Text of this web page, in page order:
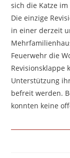
sich die Katze
Die einzige
in einer derzeit
Feuerwehr die
Revisionsklappe
Unterstützung
befreit werden.
konnten keine